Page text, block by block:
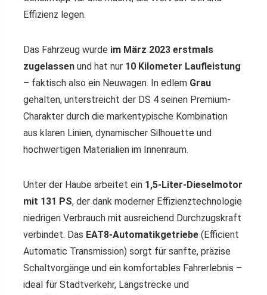
Effizienz legen.
Das Fahrzeug wurde im März 2023 erstmals
zugelassen und hat nur 10 Kilometer Laufleistung
– faktisch also ein Neuwagen. In edlem Grau
gehalten, unterstreicht der DS 4 seinen Premium-
Charakter durch die markentypische Kombination
aus klaren Linien, dynamischer Silhouette und
hochwertigen Materialien im Innenraum.
Unter der Haube arbeitet ein 1,5-Liter-Dieselmotor
mit 131 PS, der dank moderner Effizienztechnologie
niedrigen Verbrauch mit ausreichend Durchzugskraft
verbindet. Das EAT8-Automatikgetriebe (Efficient
Automatic Transmission) sorgt für sanfte, präzise
Schaltvorgänge und ein komfortables Fahrerlebnis –
ideal für Stadtverkehr, Langstrecke und